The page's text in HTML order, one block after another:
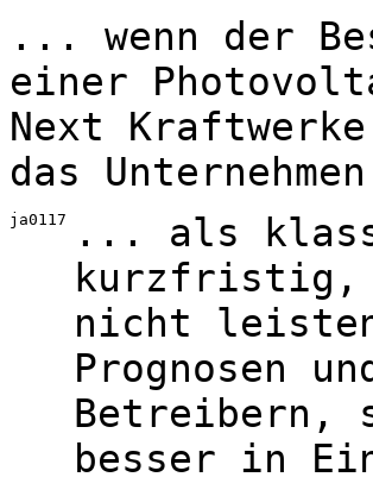
... wenn der
einer
Next
das
ja0117
... als
kurzfristig,
nicht leisten
Prognosen
Betreibern,
besser in